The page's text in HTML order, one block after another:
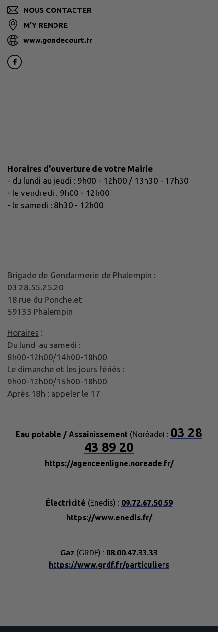
NOUS CONTACTER
M'Y RENDRE
www.gondecourt.fr
Horaires d'ouverture de votre Mairie
- du lundi au jeudi : 9h00 - 12h00 / 13h30 - 17h30
- le vendredi : 9h00 - 12h00
- le samedi : 8h30 - 12h00
Brigade de Gendarmerie de Phalempin :
03.28.55.25.20
18 rue du Ponchelet
59133 Phalempin
Horaires :
Du lundi au samedi :
8h00-12h00/14h00-18h00
Le dimanche et les jours fériés :
9h00-12h00/15h00-18h00
Après 18h : appeler le 17
Eau potable / Assainissement (Noréade) : 03 28
43 89 20​​​​
https://agenceenligne.noreade.fr/
Électricité (Enedis) : 09.72.67.50.59
https://www.enedis.fr/
Gaz (GRDF) : 08.00.47.33.33
https://www.grdf.fr/particuliers